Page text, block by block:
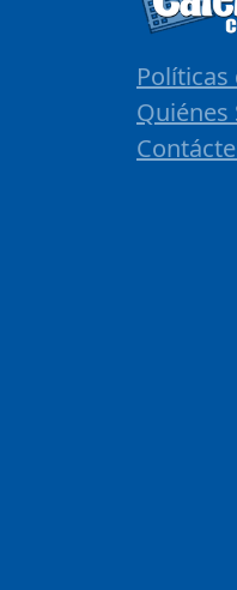
Políticas
Quiénes